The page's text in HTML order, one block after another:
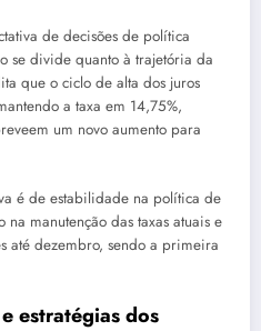
de decisões de política
se divide quanto à trajetória da
que o ciclo de alta dos juros
a taxa em 14,75%,
um novo aumento para
é de estabilidade na política de
manutenção das taxas atuais e
até dezembro, sendo a primeira
estratégias dos